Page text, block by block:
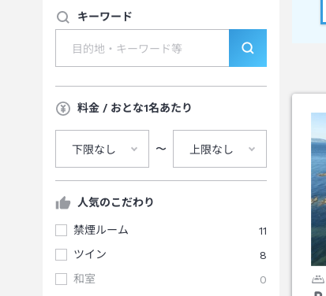
キーワード
料金 / おとな1名あたり
下限なし 〜 上限なし
人気のこだわり
禁煙ルーム
11
ツイン
8
和室
0